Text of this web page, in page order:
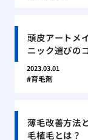
頭皮アートメ
ニック選びの
2023.03.01
育毛剤
薄毛改善方法
毛植毛とは？